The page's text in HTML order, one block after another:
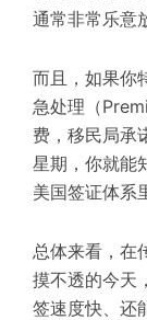
通常非常乐意
而且，如果你
急处理（
费，移民局承
星期，你就能
美国签证体系
总体来看，在
摸不透的今天
签速度快、还